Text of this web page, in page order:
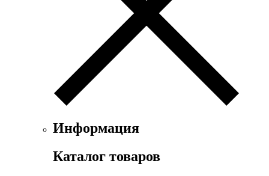
Информация
Каталог товаров